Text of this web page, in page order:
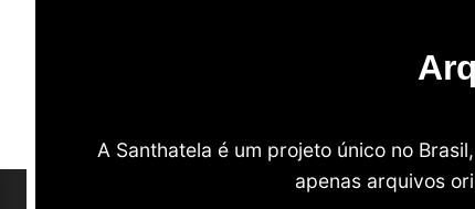
A Santhatela é um projeto único no
apenas arquivos